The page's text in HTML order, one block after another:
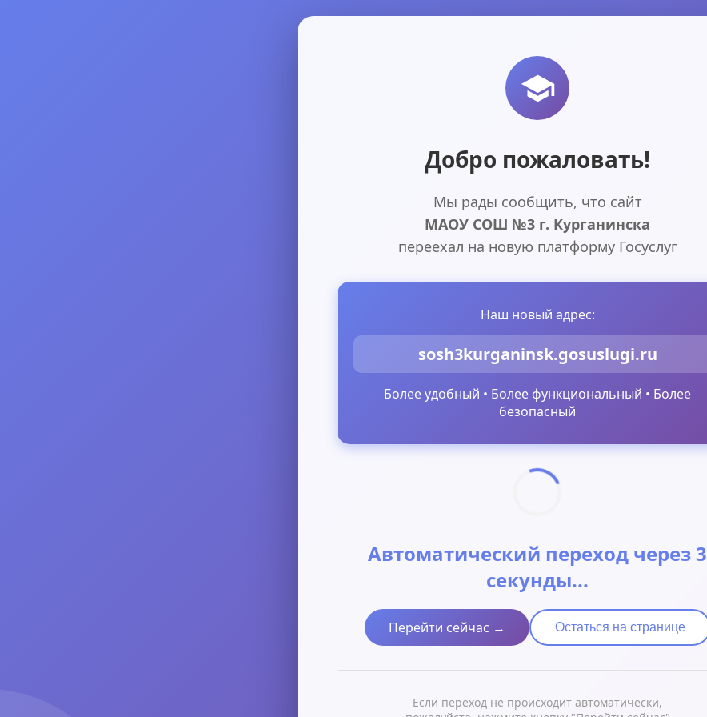
Добро пожаловать!
Мы рады сообщить, что сайт
МАОУ СОШ №3 г. Курганинска
переехал на новую платформу Госуслуг
Наш новый адрес:
sosh3kurganinsk.gosuslugi.ru
Более удобный • Более функциональный • Более
безопасный
Автоматический переход через 3
секунды...
Перейти сейчас → Остаться на странице
Если переход не происходит автоматически,